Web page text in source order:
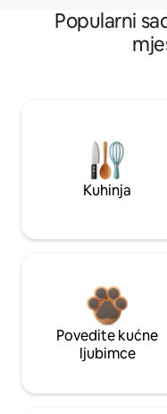
Popularni
Kuhinja
Povedite kućne
ljubimce